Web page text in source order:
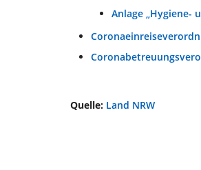
Anlage „Hygiene-
Quelle: Land NRW